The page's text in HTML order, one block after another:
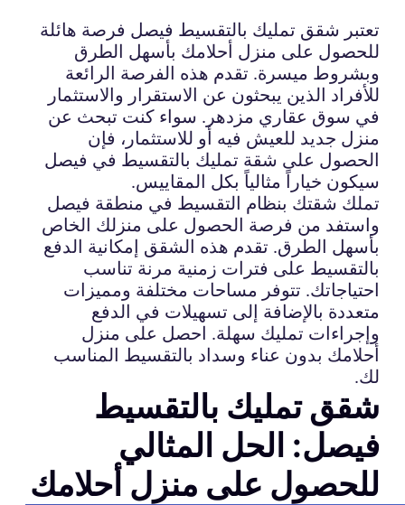
تعتبر شقق تمليك بالتقسيط فيصل فرصة هائلة
للحصول على منزل أحلامك بأسهل الطرق
وبشروط ميسرة. تقدم هذه الفرصة الرائعة
للأفراد الذين يبحثون عن الاستقرار والاستثمار
في سوق عقاري مزدهر. سواء كنت تبحث عن
منزل جديد للعيش فيه أو للاستثمار، فإن
الحصول على شقة تمليك بالتقسيط في فيصل
سيكون خياراً مثالياً بكل المقاييس.
تملك شقتك بنظام التقسيط في منطقة فيصل
واستفد من فرصة الحصول على منزلك الخاص
بأسهل الطرق. تقدم هذه الشقق إمكانية الدفع
بالتقسيط على فترات زمنية مرنة تناسب
احتياجاتك. تتوفر مساحات مختلفة ومميزات
متعددة بالإضافة إلى تسهيلات في الدفع
وإجراءات تمليك سهلة. احصل على منزل
أحلامك بدون عناء وسداد بالتقسيط المناسب
لك.
شقق تمليك بالتقسيط
فيصل: الحل المثالي
للحصول على منزل أحلامك